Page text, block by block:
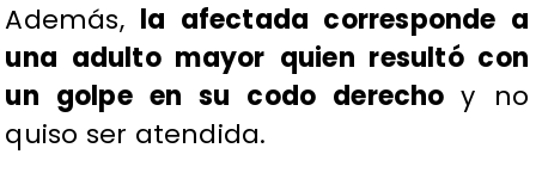
Además, la afectada corresponde a
una adulto mayor quien resultó con
un golpe en su codo derechoy no
quiso ser atendida.